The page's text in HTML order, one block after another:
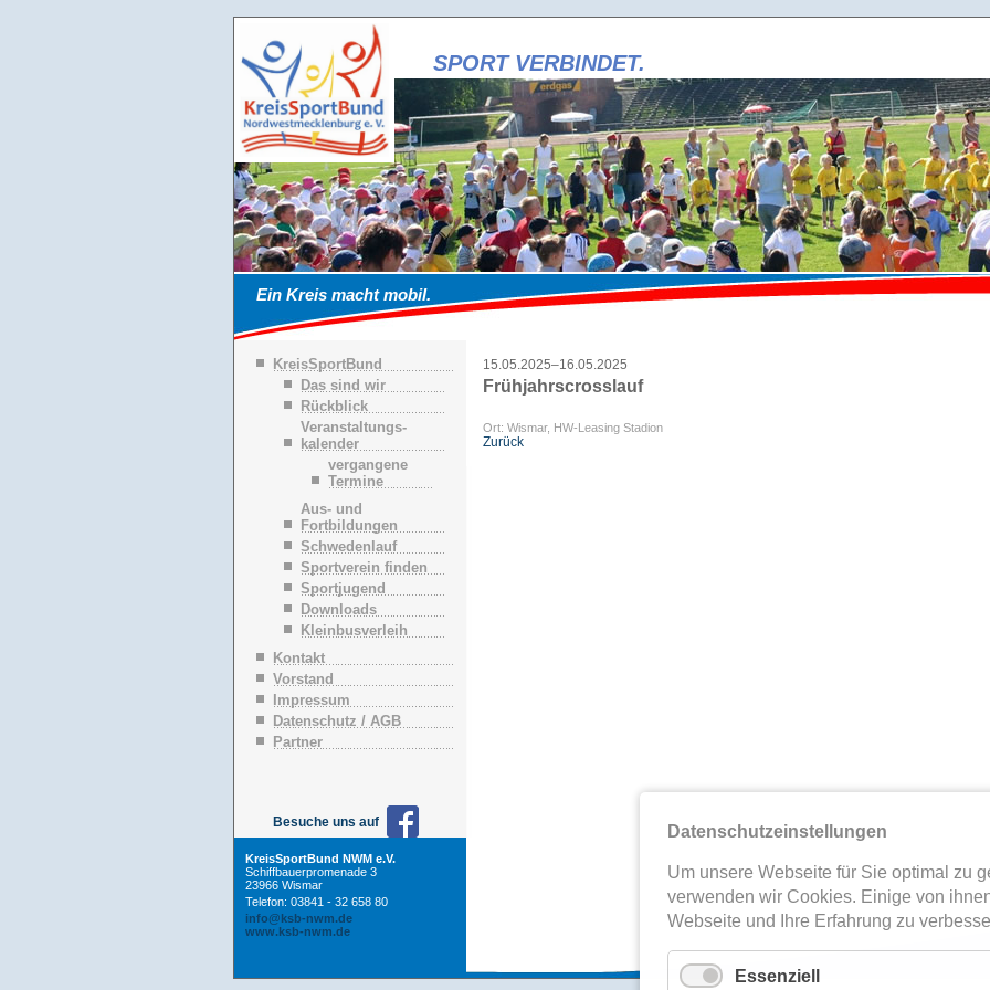
SPORT VERBINDET.
i
t
i
r
Ein Kreis macht mobil.
15.05.2025–16.05.2025
Frühjahrscrosslauf
Ort: Wismar, HW-Leasing Stadion
Zurück
N
n
g
n
KreisSportBund
Das sind wir
Rückblick
Veranstaltungs-
kalender
vergangene
Termine
Aus- und
Fortbildungen
Schwedenlauf
Sportverein finden
Sportjugend
Downloads
Kleinbusverleih
Kontakt
Vorstand
Impressum
Datenschutz / AGB
Partner
Besuche uns auf
KreisSportBund NWM e.V.
Schiffbauerpromenade 3
23966 Wismar
Telefon: 03841 - 32 658 80
info@ksb-nwm.de
www.ksb-nwm.de
Datenschutzeinstellungen
Um unsere Webseite für Sie optimal zu
verwenden wir Cookies. Einige von
Webseite und Ihre Erfahrung zu
Essenziell